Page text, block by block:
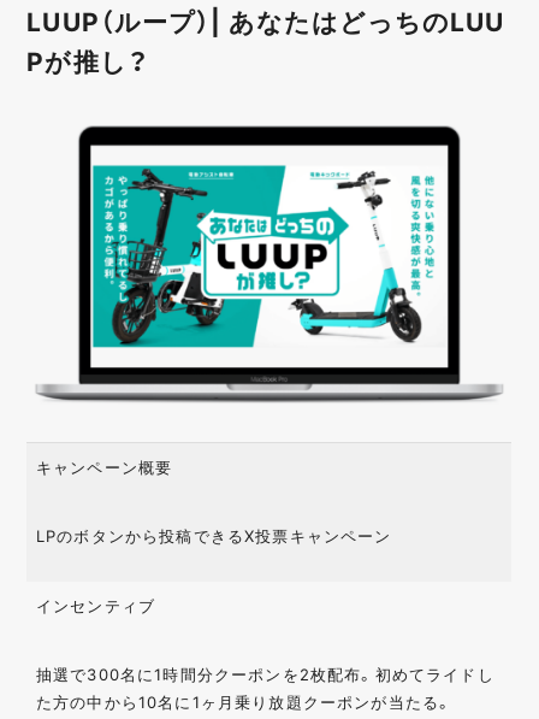
LUUP（ループ）| あなたはどっちのLUU
Pが推し？
キャンペーン概要
LPのボタンから投稿できるX投票キャンペーン
インセンティブ
抽選で300名に1時間分クーポンを2枚配布。初めてライドし
た方の中から10名に1ヶ月乗り放題クーポンが当たる。